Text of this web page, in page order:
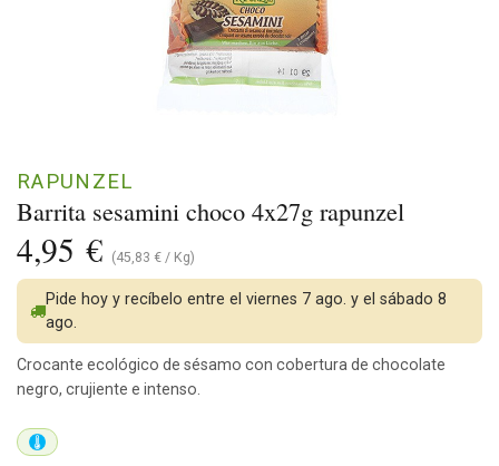
Barrita sesamini choco 4x27g rapunzel
RAPUNZEL
4,95 € (45,83 € / Kg)
Pide hoy y recíbelo entre el viernes 7 ago. y el sábado 8
ago.
Crocante ecológico de sésamo con cobertura de chocolate
negro, crujiente e intenso.